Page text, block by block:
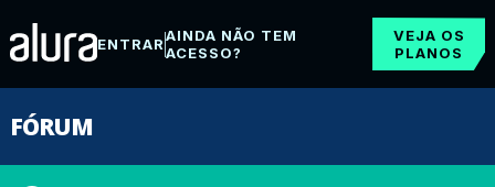
ENTRARAINDA NÃO TEM
ACESSO?
VEJA OS
PLANOS
FÓRUM